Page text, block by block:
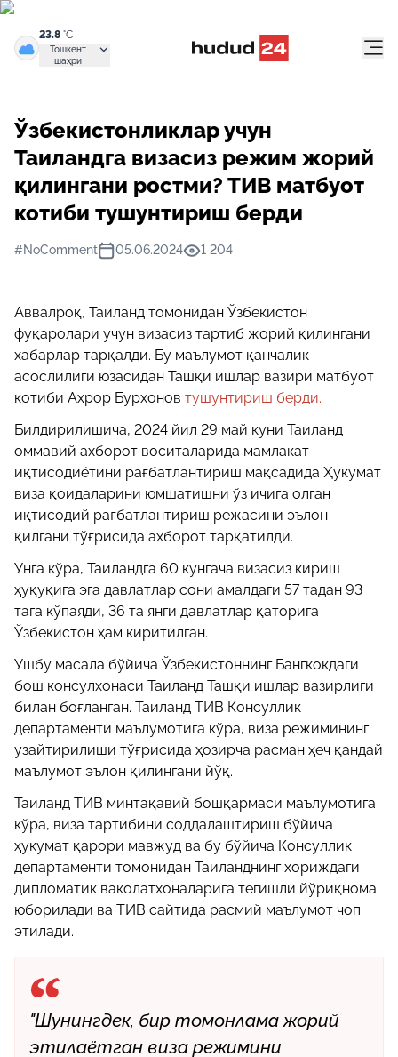
23.8 °C
Тошкент
шаҳри
Ўзбекистонликлар учун
Таиландга визасиз режим жорий
қилингани ростми? ТИВ матбуот
котиби тушунтириш берди
#NoComment 05.06.2024 1 204
Аввалроқ, Таиланд томонидан Ўзбекистон
фуқаролари учун визасиз тартиб жорий қилингани
хабарлар тарқалди. Бу маълумот қанчалик
асослилиги юзасидан Ташқи ишлар вазири матбуот
котиби Аҳрор Бурхонов тушунтириш берди.
Билдирилишича, 2024 йил 29 май куни Таиланд
оммавий ахборот воситаларида мамлакат
иқтисодиётини рағбатлантириш мақсадида Ҳукумат
виза қоидаларини юмшатишни ўз ичига олган
иқтисодий рағбатлантириш режасини эълон
қилгани тўғрисида ахборот тарқатилди.
Унга кўра, Таиландга 60 кунгача визасиз кириш
ҳуқуқига эга давлатлар сони амалдаги 57 тадан 93
тага кўпаяди, 36 та янги давлатлар қаторига
Ўзбекистон ҳам киритилган.
Ушбу масала бўйича Ўзбекистоннинг Бангкокдаги
бош консулхонаси Таиланд Ташқи ишлар вазирлиги
билан боғланган. Таиланд ТИВ Консуллик
департаменти маълумотига кўра, виза режимининг
узайтирилиши тўғрисида ҳозирча расман ҳеч қандай
маълумот эълон қилингани йўқ.
Таиланд ТИВ минтақавий бошқармаси маълумотига
кўра, виза тартибини соддалаштириш бўйича
ҳукумат қарори мавжуд ва бу бўйича Консуллик
департаменти томонидан Таиланднинг хориждаги
дипломатик ваколатхоналарига тегишли йўриқнома
юборилади ва ТИВ сайтида расмий маълумот чоп
этилади.
"Шунингдек, бир томонлама жорий
этилаётган виза режимини